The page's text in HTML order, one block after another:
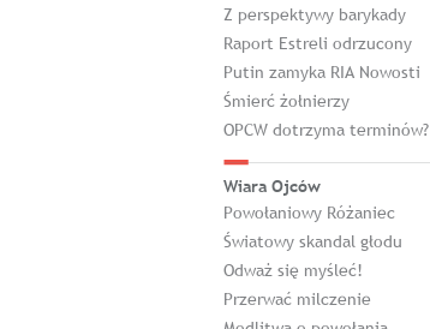
Z perspektywy barykady
Raport Estreli odrzucony
Putin zamyka RIA Nowosti
Śmierć żołnierzy
OPCW dotrzyma terminów?
Wiara Ojców
Powołaniowy Różaniec
Światowy skandal głodu
Odważ się myśleć!
Przerwać milczenie